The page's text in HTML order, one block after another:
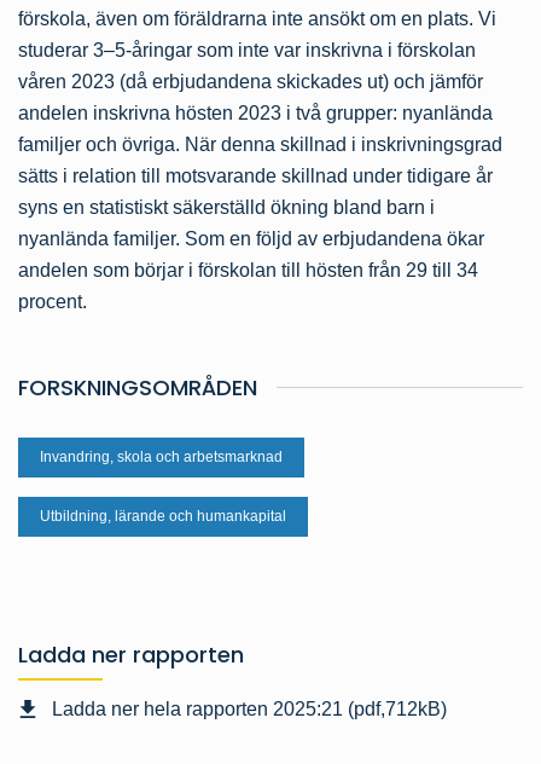
förskola, även om föräldrarna inte ansökt om en plats. Vi
studerar 3–5-åringar som inte var inskrivna i förskolan
våren 2023 (då erbjudandena skickades ut) och jämför
andelen inskrivna hösten 2023 i två grupper: nyanlända
familjer och övriga. När denna skillnad i inskrivningsgrad
sätts i relation till motsvarande skillnad under tidigare år
syns en statistiskt säkerställd ökning bland barn i
nyanlända familjer. Som en följd av erbjudandena ökar
andelen som börjar i förskolan till hösten från 29 till 34
procent.
FORSKNINGSOMRÅDEN
Invandring, skola och arbetsmarknad
Utbildning, lärande och humankapital
Ladda ner rapporten
Ladda ner hela rapporten 2025:21 (pdf,712kB)